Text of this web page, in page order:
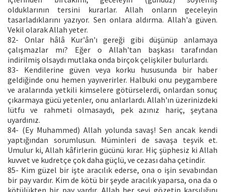
olduklarının tersini kurarlar. Allah onların geceleyin
tasarladıklarını yazıyor. Sen onlara aldırma. Allah'a güven.
Vekil olarak Allah yeter.
82- Onlar hâlâ Kur'ân'ı gereği gibi düşünüp anlamaya
çalışmazlar mı? Eğer o Allah'tan başkası tarafından
indirilmiş olsaydı mutlaka onda birçok çelişkiler bulurlardı.
83- Kendilerine güven veya korku hususunda bir haber
geldiğinde onu hemen yayıverirler. Halbuki onu peygambere
ve aralarında yetkili kimselere götürselerdi, onlardan sonuç
çıkarmaya gücü yetenler, onu anlarlardı. Allah'ın üzerinizdeki
lütfu ve rahmeti olmasaydı, pek azınız hariç, şeytana
uyardınız.
84- (Ey Muhammed) Allah yolunda savaş! Sen ancak kendi
yaptığından sorumlusun. Müminleri de savaşa teşvik et.
Umulur ki, Allah kâfirlerin gücünü kırar. Hiç şüphesiz ki Allah
kuvvet ve kudretçe çok daha güçlü, ve cezası daha çetindir.
85- Kim güzel bir işte aracılık ederse, ona o işin sevabından
bir pay vardır. Kim de kötü bir şeyde aracılık yaparsa, ona da o